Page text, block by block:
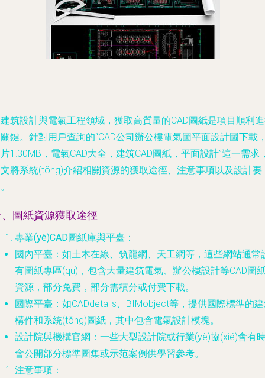
筑設計與電氣工程領域，獲取高質量的CAD圖紙是項目順利
鍵。針對用戶查詢的“CAD公司辦公樓電氣圖平面設計圖下載
1.30MB，電氣CAD大全，建筑CAD圖紙，平面設計”這一需求
將系統(tǒng)介紹相關資源的獲取途徑、注意事項以及設計要
圖紙資源獲取途徑
專業(yè)CAD圖紙庫與平臺 ：
國內平臺 ：如土木在線、筑龍網、天工網等，這些網站通常
有圖紙專區(qū)，包含大量建筑電氣、辦公樓設計等CAD圖
資源，部分免費，部分需積分或付費下載。
國際平臺 ：如CADdetails、BIMobject等，提供國際標準的
構件和系統(tǒng)圖紙，其中包含電氣設計模塊。
設計院與機構官網 ：一些大型設計院或行業(yè)協(xié)會有
會公開部分標準圖集或示范案例供學習參考。
注意事項 ：